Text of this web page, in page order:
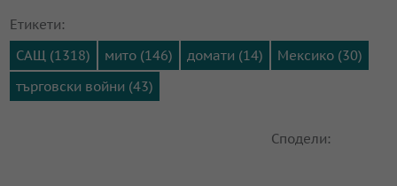
Етикети:
САЩ (1318)
мито (146) домати (14)
Мексико (30)
търговски войни (43)
Сподели: